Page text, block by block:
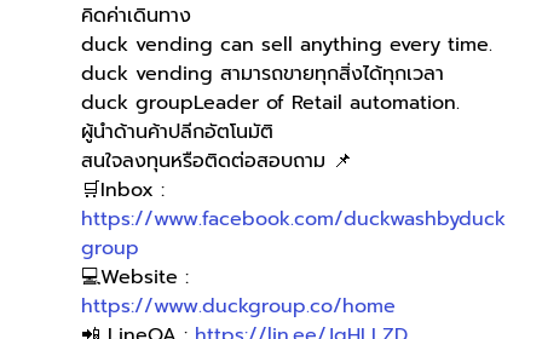
คิดค่าเดินทาง
duck vending can sell anything every time.
duck vending สามารถขายทุกสิ่งได้ทุกเวลา
duck groupLeader of Retail automation.
ผู้นำด้านค้าปลีกอัตโนมัติ
สนใจลงทุนหรือติดต่อสอบถาม 📌
🛒Inbox :
https://www.facebook.com/duckwashbyduck
group
💻Website :
https://www.duckgroup.co/home